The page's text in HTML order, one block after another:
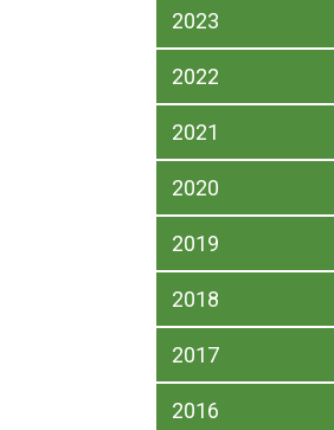
2023
2022
2021
2020
2019
2018
2017
2016